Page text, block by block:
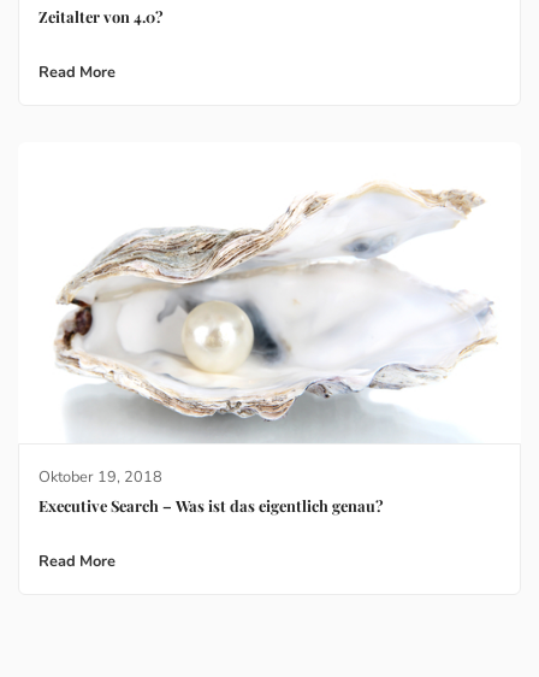
Zeitalter von 4.0?
Read More
Oktober 19, 2018
Executive Search – Was ist das eigentlich genau?
Read More